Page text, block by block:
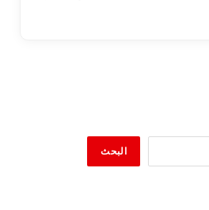
البحث